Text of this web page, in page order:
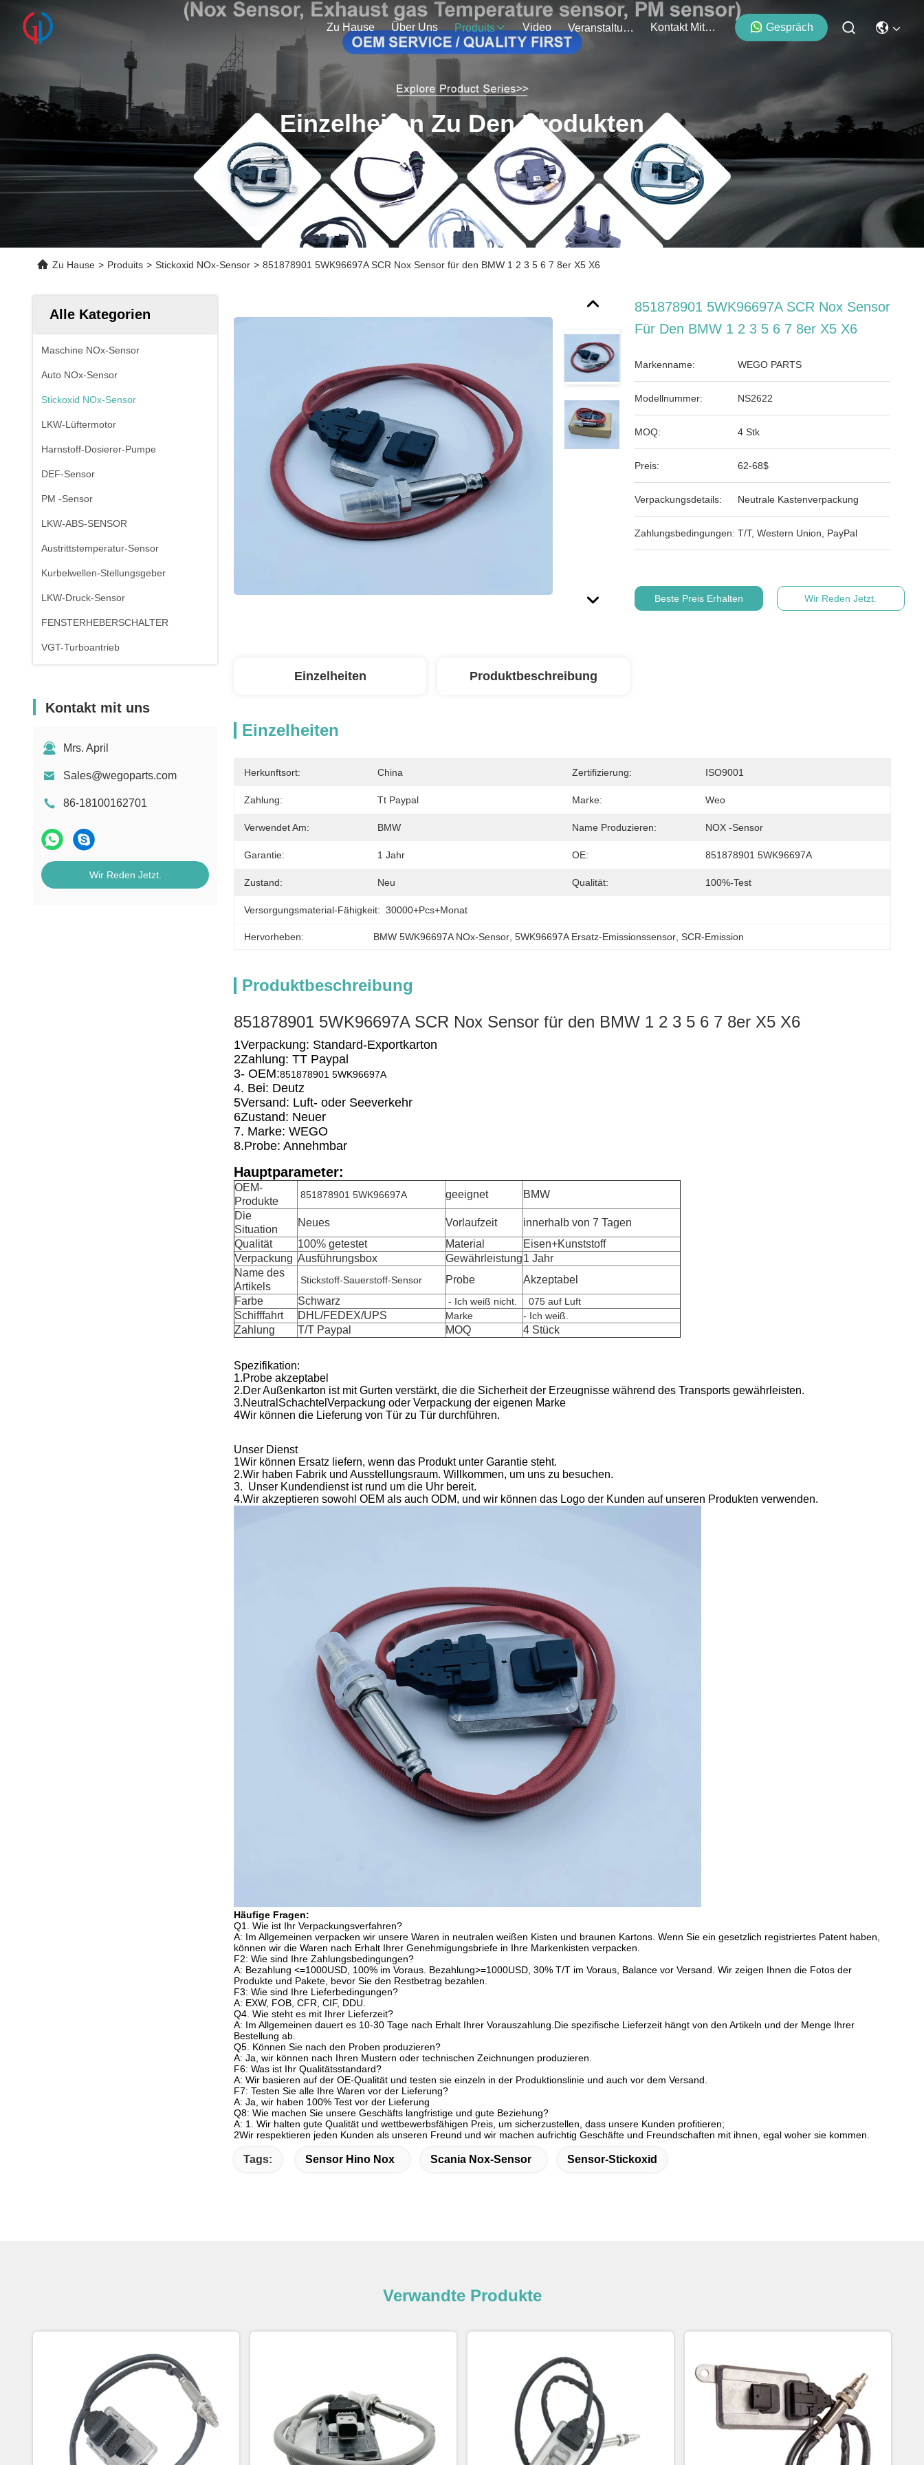
Zu Hause Über Uns Produits Video Veranstaltungen Kontakt Mit Uns Gespräch
Einzelheiten Zu Den Produkten
Zu Hause > Produits > Stickoxid NOx-Sensor > 851878901 5WK96697A SCR Nox Sensor für den BMW 1 2 3 5 6 7 8er X5 X6
Alle Kategorien
Maschine NOx-Sensor
Auto NOx-Sensor
Stickoxid NOx-Sensor
LKW-Lüftermotor
Harnstoff-Dosierer-Pumpe
DEF-Sensor
PM -Sensor
LKW-ABS-SENSOR
Austrittstemperatur-Sensor
Kurbelwellen-Stellungsgeber
LKW-Druck-Sensor
FENSTERHEBERSCHALTER
VGT-Turboantrieb
Kontakt mit uns
Mrs. April
Sales@wegoparts.com
86-18100162701
Wir Reden Jetzt.
851878901 5WK96697A SCR Nox Sensor
Für Den BMW 1 2 3 5 6 7 8er X5 X6
Markenname: WEGO PARTS
Modellnummer: NS2622
MOQ: 4 Stk
Preis: 62-68$
Verpackungsdetails: Neutrale Kastenverpackung
Zahlungsbedingungen: T/T, Western Union, PayPal
Beste Preis Erhalten Wir Reden Jetzt.
Einzelheiten Produktbeschreibung
Einzelheiten
Herkunftsort: China Zertifizierung: ISO9001
Zahlung: Tt Paypal Marke: Weo
Verwendet Am: BMW Name Produzieren: NOX -Sensor
Garantie: 1 Jahr OE: 851878901 5WK96697A
Zustand: Neu Qualität: 100%-Test
Versorgungsmaterial-Fähigkeit: 30000+Pcs+Monat
Hervorheben: BMW 5WK96697A NOx-Sensor , 5WK96697A Ersatz-Emissionssensor , SCR-Emission
Produktbeschreibung
851878901 5WK96697A SCR Nox Sensor für den BMW 1 2 3 5 6 7 8er X5 X6
1Verpackung: Standard-Exportkarton
2Zahlung: TT Paypal
3- OEM:851878901 5WK96697A
4. Bei: Deutz
5Versand: Luft- oder Seeverkehr
6Zustand: Neuer
7. Marke: WEGO
8.Probe: Annehmbar
Hauptparameter:
OEM-
Produkte
851878901 5WK96697A geeignet
BMW
Die
Situation
Neues Vorlaufzeit
innerhalb von 7 Tagen
Qualität
100% getestet Material
Eisen+Kunststoff
Verpackung Ausführungsbox Gewährleistung1 Jahr
Name des
Artikels
Stickstoff-Sauerstoff-Sensor Probe
Akzeptabel
Farbe
Schwarz - Ich weiß nicht. 075 auf Luft
Schifffahrt DHL/FEDEX/UPS Marke - Ich weiß.
Zahlung T/T Paypal MOQ 4 Stück
Spezifikation:
1.Probe akzeptabel
2.Der Außenkarton ist mit Gurten verstärkt, die die Sicherheit der Erzeugnisse während des Transports gewährleisten.
3.Neutral Schachtel Verpackung oder Verpackung der eigenen Marke
4Wir können die Lieferung von Tür zu Tür durchführen.
Unser Dienst
1Wir können Ersatz liefern, wenn das Produkt unter Garantie steht.
2.Wir haben Fabrik und Ausstellungsraum. Willkommen, um uns zu besuchen.
3. Unser Kundendienst ist rund um die Uhr bereit.
4.Wir akzeptieren sowohl OEM als auch ODM, und wir können das Logo der Kunden auf unseren Produkten verwenden.
Häufige Fragen:
Q1. Wie ist Ihr Verpackungsverfahren?
A: Im Allgemeinen verpacken wir unsere Waren in neutralen weißen Kisten und braunen Kartons. Wenn Sie ein gesetzlich registriertes Patent haben,
können wir die Waren nach Erhalt Ihrer Genehmigungsbriefe in Ihre Markenkisten verpacken.
F2: Wie sind Ihre Zahlungsbedingungen?
A: Bezahlung <=1000USD, 100% im Voraus. Bezahlung>=1000USD, 30% T/T im Voraus, Balance vor Versand. Wir zeigen Ihnen die Fotos der
Produkte und Pakete, bevor Sie den Restbetrag bezahlen.
F3: Wie sind Ihre Lieferbedingungen?
A: EXW, FOB, CFR, CIF, DDU.
Q4. Wie steht es mit Ihrer Lieferzeit?
A: Im Allgemeinen dauert es 10-30 Tage nach Erhalt Ihrer Vorauszahlung.Die spezifische Lieferzeit hängt von den Artikeln und der Menge Ihrer
Bestellung ab.
Q5. Können Sie nach den Proben produzieren?
A: Ja, wir können nach Ihren Mustern oder technischen Zeichnungen produzieren.
F6: Was ist Ihr Qualitätsstandard?
A: Wir basieren auf der OE-Qualität und testen sie einzeln in der Produktionslinie und auch vor dem Versand.
F7: Testen Sie alle Ihre Waren vor der Lieferung?
A: Ja, wir haben 100% Test vor der Lieferung
Q8: Wie machen Sie unsere Geschäfts langfristige und gute Beziehung?
A: 1. Wir halten gute Qualität und wettbewerbsfähigen Preis, um sicherzustellen, dass unsere Kunden profitieren;
2Wir respektieren jeden Kunden als unseren Freund und wir machen aufrichtig Geschäfte und Freundschaften mit ihnen, egal woher sie kommen.
Tags: Sensor Hino Nox Scania Nox-Sensor Sensor-Stickoxid
Verwandte Produkte